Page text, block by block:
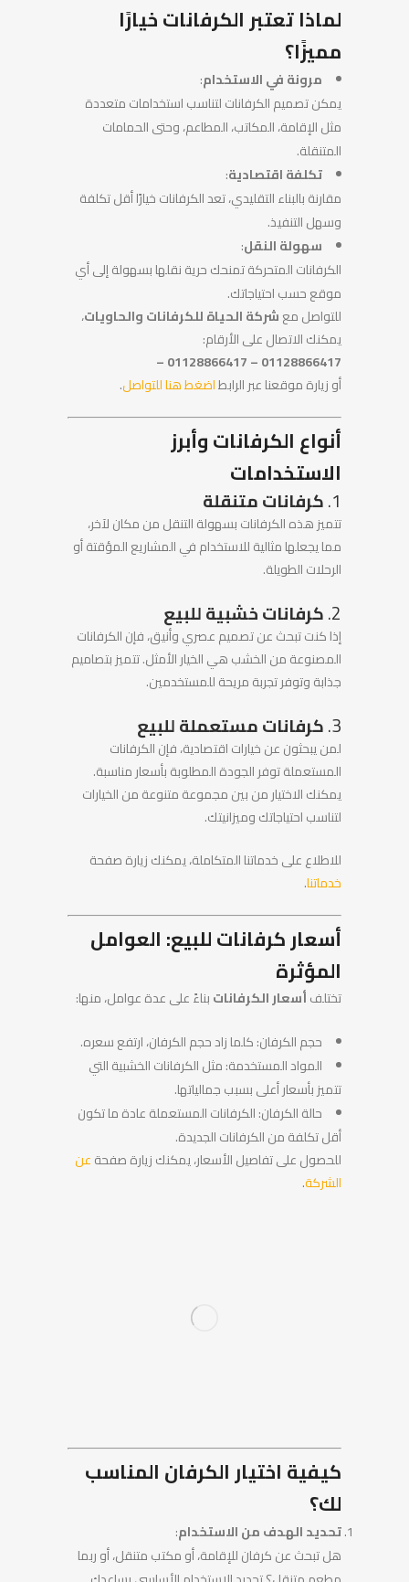
لماذا تعتبر الكرفانات خيارًا
مميزًا؟
مرونة في الاستخدام:
يمكن تصميم الكرفانات لتناسب استخدامات متعددة
مثل الإقامة، المكاتب، المطاعم، وحتى الحمامات
المتنقلة.
تكلفة اقتصادية:
مقارنة بالبناء التقليدي، تعد الكرفانات خيارًا أقل تكلفة
وسهل التنفيذ.
سهولة النقل:
الكرفانات المتحركة تمنحك حرية نقلها بسهولة إلى أي
موقع حسب احتياجاتك.
للتواصل معشركة الحياة للكرفانات والحاويات،
يمكنك الاتصال على الأرقام:
01128866417 – 01128866417 –
أو زيارة موقعنا عبر الرابطاضغط هنا للتواصل.
أنواع الكرفانات وأبرز
الاستخدامات
1. كرفانات متنقلة
تتميز هذه الكرفانات بسهولة التنقل من مكان لآخر،
مما يجعلها مثالية للاستخدام في المشاريع المؤقتة أو
الرحلات الطويلة.
2. كرفانات خشبية للبيع
إذا كنت تبحث عن تصميم عصري وأنيق، فإن الكرفانات
المصنوعة من الخشب هي الخيار الأمثل. تتميز بتصاميم
جذابة وتوفر تجربة مريحة للمستخدمين.
3. كرفانات مستعملة للبيع
لمن يبحثون عن خيارات اقتصادية، فإن الكرفانات
المستعملة توفر الجودة المطلوبة بأسعار مناسبة.
يمكنك الاختيار من بين مجموعة متنوعة من الخيارات
لتناسب احتياجاتك وميزانيتك.
للاطلاع على خدماتنا المتكاملة، يمكنك زيارة صفحة
خدماتنا.
أسعار كرفانات للبيع: العوامل
المؤثرة
تختلفأسعار الكرفاناتبناءً على عدة عوامل، منها:
حجم الكرفان: كلما زاد حجم الكرفان، ارتفع سعره.
المواد المستخدمة: مثل الكرفانات الخشبية التي
تتميز بأسعار أعلى بسبب جمالياتها.
حالة الكرفان: الكرفانات المستعملة عادة ما تكون
أقل تكلفة من الكرفانات الجديدة.
للحصول على تفاصيل الأسعار، يمكنك زيارة صفحةعن
الشركة.
كيفية اختيار الكرفان المناسب
لك؟
تحديد الهدف من الاستخدام:
هل تبحث عن كرفان للإقامة، أو مكتب متنقل، أو ربما